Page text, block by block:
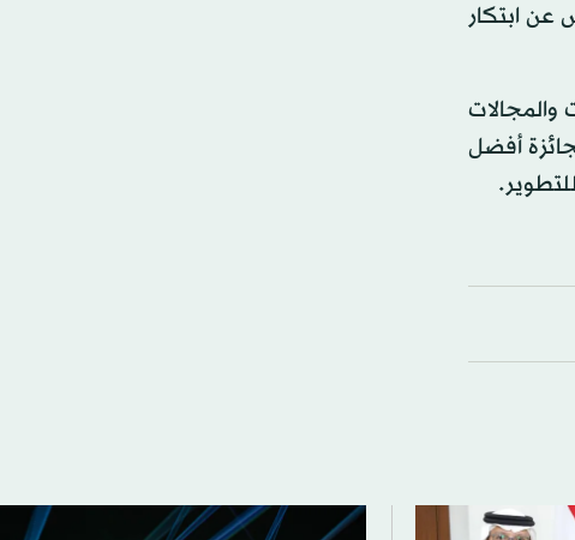
عن ابتكار
أفضل